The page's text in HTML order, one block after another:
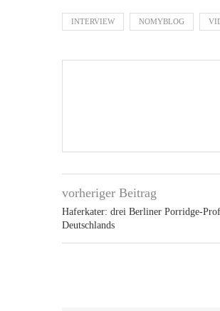
INTERVIEW NOMYBLOG
vorheriger Beitrag
Haferkater: drei Berliner Porridge-
Deutschlands